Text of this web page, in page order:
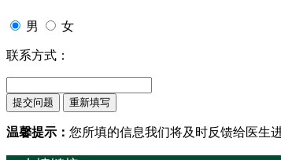
男 女
联系方式：
温馨提示： 您所填的信息我们将及时反馈给医生